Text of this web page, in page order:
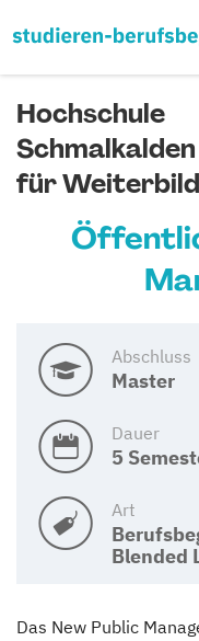
Hochschule
für
Abschluss
Master
Dauer
5
Art
Blended
Das New Public